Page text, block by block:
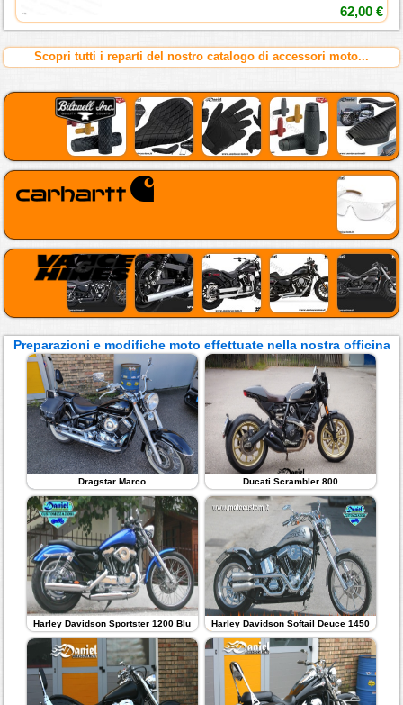
62,00 €
Scopri tutti i reparti del nostro catalogo di accessori moto...
Preparazioni e modifiche moto effettuate nella nostra officina
Dragstar Marco Ducati Scrambler 800
Harley Davidson Sportster 1200 Blu Harley Davidson Softail Deuce 1450